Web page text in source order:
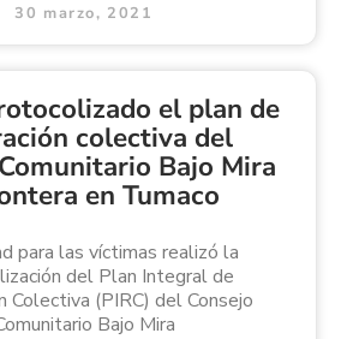
30 marzo, 2021
el plan de
colectiva del
Bajo Mira
en Tumaco
para las víctimas realizó la
del Plan Integral de
Colectiva (PIRC) del Consejo
Bajo Mira